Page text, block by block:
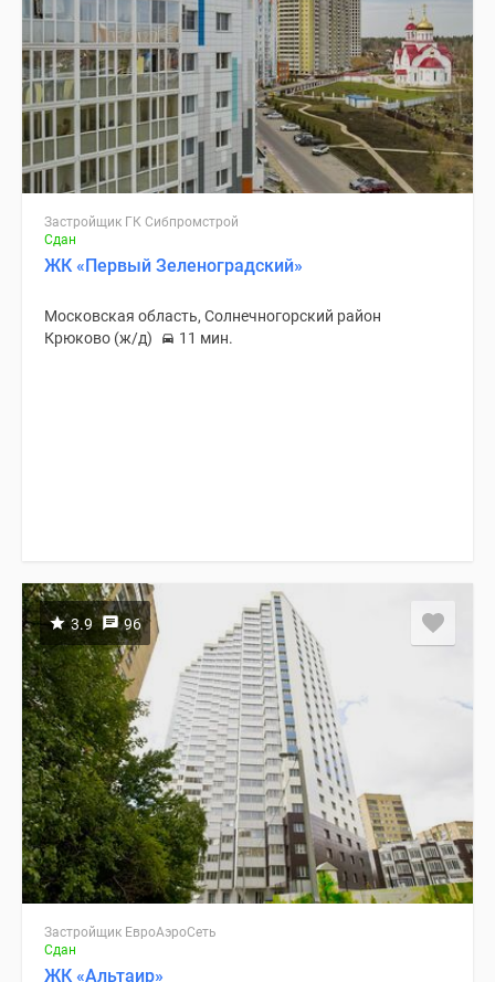
Застройщик ГК Сибпромстрой
Сдан
ЖК «Первый Зеленоградский»
Московская область, Солнечногорский район
Крюково (ж/д)
11 мин.
3.9 96
Застройщик ЕвроАэроСеть
Сдан
ЖК «Альтаир»